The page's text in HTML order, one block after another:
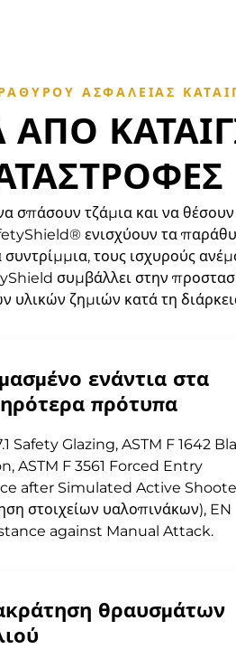
ΑΣΦΑΛΕΊΑΣ
ΑΠΌ
σπάσουν τζάμια και να θέσουν
ενισχύουν τα
τους ισχυρούς
συμβάλλει στην
υλικών ζημιών κατά τη
ενάντια στα
πρότυπα
Safety Glazing, ASTM F 1642
ASTM F 3561 Forced Entry
after Simulated Active
στοιχείων υαλοπινάκων), EN
against Manual Attack.
θραυσμάτων